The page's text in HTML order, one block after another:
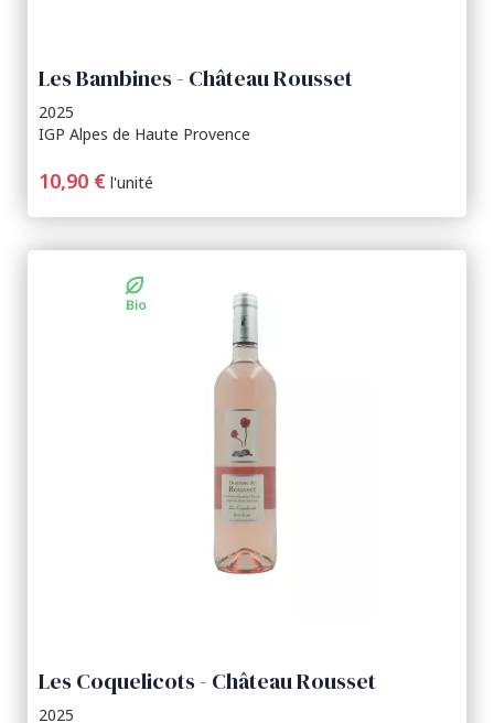
Les Bambines - Château Rousset
2025
IGP Alpes de Haute Provence
10,90 € l'unité
Les Coquelicots - Château Rousset
2025